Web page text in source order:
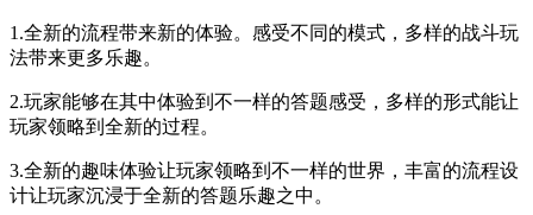
1.全新的流程带来新的体验。感受不同的模式，多样的战斗玩
法带来更多乐趣。
2.玩家能够在其中体验到不一样的答题感受，多样的形式能让
玩家领略到全新的过程。
3.全新的趣味体验让玩家领略到不一样的世界，丰富的流程设
计让玩家沉浸于全新的答题乐趣之中。